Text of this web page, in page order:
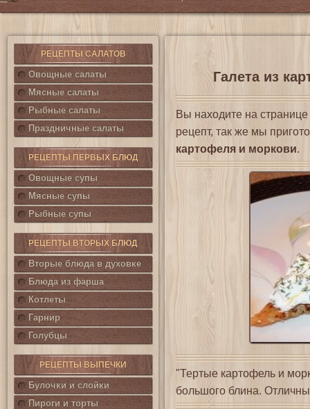
РЕЦЕПТЫ САЛАТОВ
Овощные салаты
Мясные салаты
Рыбные салаты
Праздничные салаты
РЕЦЕПТЫ ПЕРВЫХ БЛЮД
Овощные супы
Мясные супы
Рыбные супы
РЕЦЕПТЫ ВТОРЫХ БЛЮД
Вторые блюда в духовке
Блюда из фарша
Котлеты
Гарнир
Голубцы
РЕЦЕПТЫ ВЫПЕЧКИ
Булочки и слойки
Пироги и торты
Галета из
Вы находите на странице
рецепт, так же мы
картофеля и моркови.
"Тертые картофель и
большого блина.